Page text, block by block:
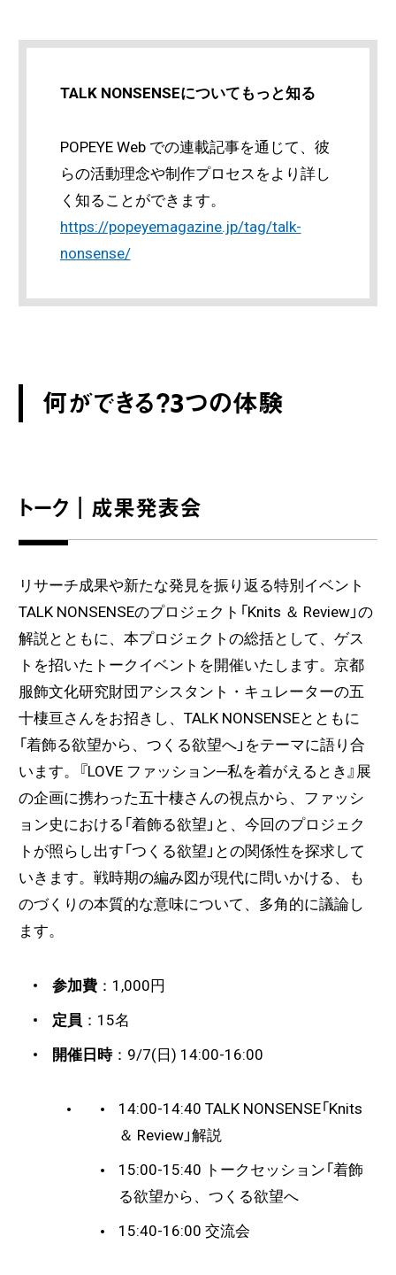
TALK NONSENSEについてもっと知る
POPEYE Web での連載記事を通じて、彼
らの活動理念や制作プロセスをより詳し
く知ることができます。
https://popeyemagazine.jp/tag/talk-
nonsense/
何ができる？3つの体験
トーク｜成果発表会
リサーチ成果や新たな発見を振り返る特別イベント
TALK NONSENSEのプロジェクト「Knits ＆ Review」の
解説とともに、本プロジェクトの総括として、ゲス
トを招いたトークイベントを開催いたします。京都
服飾文化研究財団アシスタント・キュレーターの五
十棲亘さんをお招きし、TALK NONSENSEとともに
「着飾る欲望から、つくる欲望へ」をテーマに語り合
います。『LOVE ファッション─私を着がえるとき』展
の企画に携わった五十棲さんの視点から、ファッシ
ョン史における「着飾る欲望」と、今回のプロジェク
トが照らし出す「つくる欲望」との関係性を探求して
いきます。戦時期の編み図が現代に問いかける、も
のづくりの本質的な意味について、多角的に議論し
ます。
参加費：1,000円
定員 ：15名
開催日時：9/7(日) 14:00-16:00
14:00-14:40 TALK NONSENSE「Knits
＆ Review」解説
15:00-15:40 トークセッション「着飾
る欲望から、つくる欲望へ
15:40-16:00 交流会